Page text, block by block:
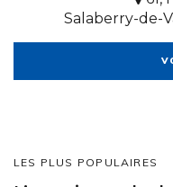
Salaberry-de-
LES PLUS POPULAIRES